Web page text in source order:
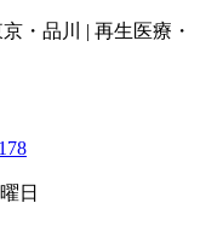
・品川 | 再生医療・
日